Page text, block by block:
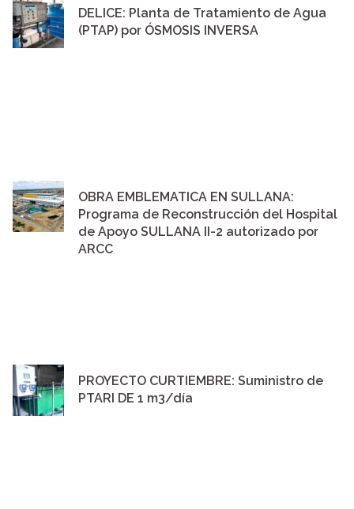
DELICE: Planta de Tratamiento de Agua
(PTAP) por ÓSMOSIS INVERSA
OBRA EMBLEMATICA EN SULLANA:
Programa de Reconstrucción del Hospital
de Apoyo SULLANA II-2 autorizado por
ARCC
PROYECTO CURTIEMBRE: Suministro de
PTARI DE 1 m3/día